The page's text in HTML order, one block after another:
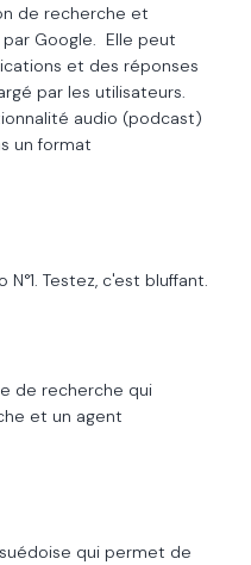
de recherche et
Google. Elle peut
et des réponses
par les utilisateurs.
audio (podcast)
un format
Testez, c'est bluffant.
de recherche qui
et un agent
qui permet de